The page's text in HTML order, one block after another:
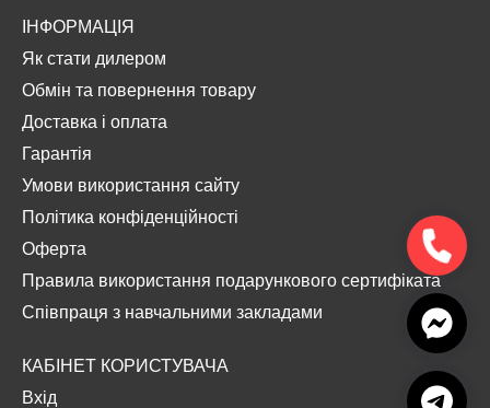
ІНФОРМАЦІЯ
Як стати дилером
Обмін та повернення товару
Доставка і оплата
Гарантія
Умови використання сайту
Політика конфіденційності
Оферта
Правила використання подарункового сертифіката
Співпраця з навчальними закладами
КАБІНЕТ КОРИСТУВАЧА
Вхід